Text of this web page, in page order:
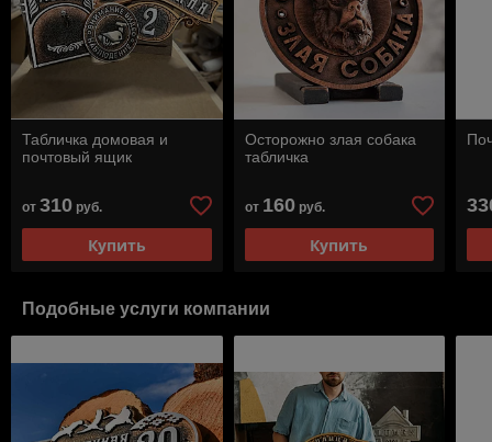
Табличка домовая и
почтовый ящик
от 310 руб.
Купить
Осторожно злая собака
табличка
от 160руб.
Купить
Подобные услуги компании